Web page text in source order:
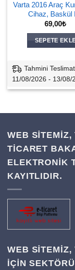
Varta 2016 Araç
Cihaz, Baskül
69,00₺
SEPETE
Tahmini
11/08/2026 - 13/08/
WEB SİTEMİZ,
TİCARET
ELEKTRONİK
KAYITLIDIR.
WEB SITEMIZ,
IÇIN